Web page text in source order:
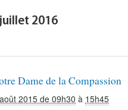
2016
Dame de la Compassion
2015 de 09h30 à 15h45